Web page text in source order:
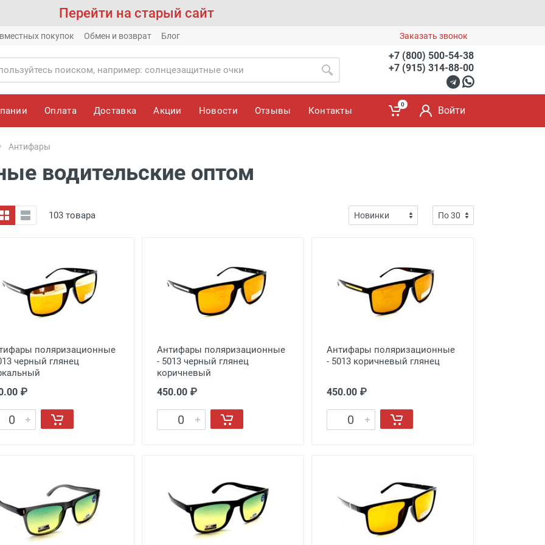
Перейти на старый сайт
покупок Обмен и возврат Блог Заказать звонок
+7 (800) 500-54-38
+7 (915) 314-88-00
Оплата Доставка Акции Новости Отзывы Контакты
0
Войти
Антифары
водительские оптом
103 товара
поляризационные
черный глянец
₽
Антифары поляризационные
- 5013 черный глянец
коричневый
450.00 ₽
Антифары поляризационные
- 5013 коричневый глянец
450.00 ₽